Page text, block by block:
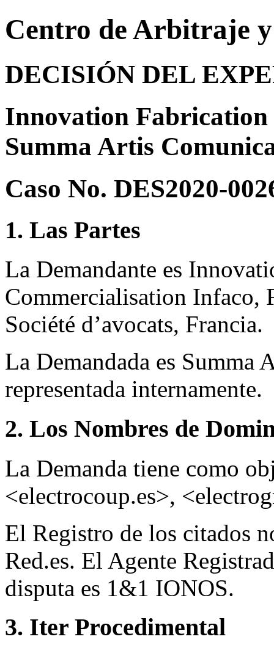
Centro de Arbitraje
DECISIÓN DEL
Innovation
Summa Artis
Caso No. DES2020-
1. Las Partes
La Demandante es
Commercialisation Infaco,
Société d’avocats, Francia.
La Demandada es Summa
representada internamente.
2. Los Nombres de
La Demanda tiene como
<electrocoup.es>,
El Registro de los citados
Red.es. El Agente
disputa es 1&1 IONOS.
3. Iter Procedimental